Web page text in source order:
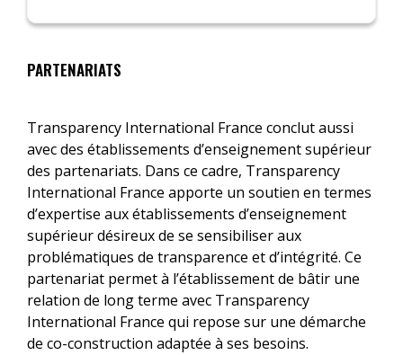
PARTENARIATS
Transparency International France conclut aussi
avec des établissements d’enseignement supérieur
des partenariats. Dans ce cadre, Transparency
International France apporte un soutien en termes
d’expertise aux établissements d’enseignement
supérieur désireux de se sensibiliser aux
problématiques de transparence et d’intégrité. Ce
partenariat permet à l’établissement de bâtir une
relation de long terme avec Transparency
International France qui repose sur une démarche
de co-construction adaptée à ses besoins.